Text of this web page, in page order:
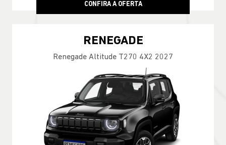
CONFIRA A OFERTA
RENEGADE
Renegade Altitude T270 4X2 2027